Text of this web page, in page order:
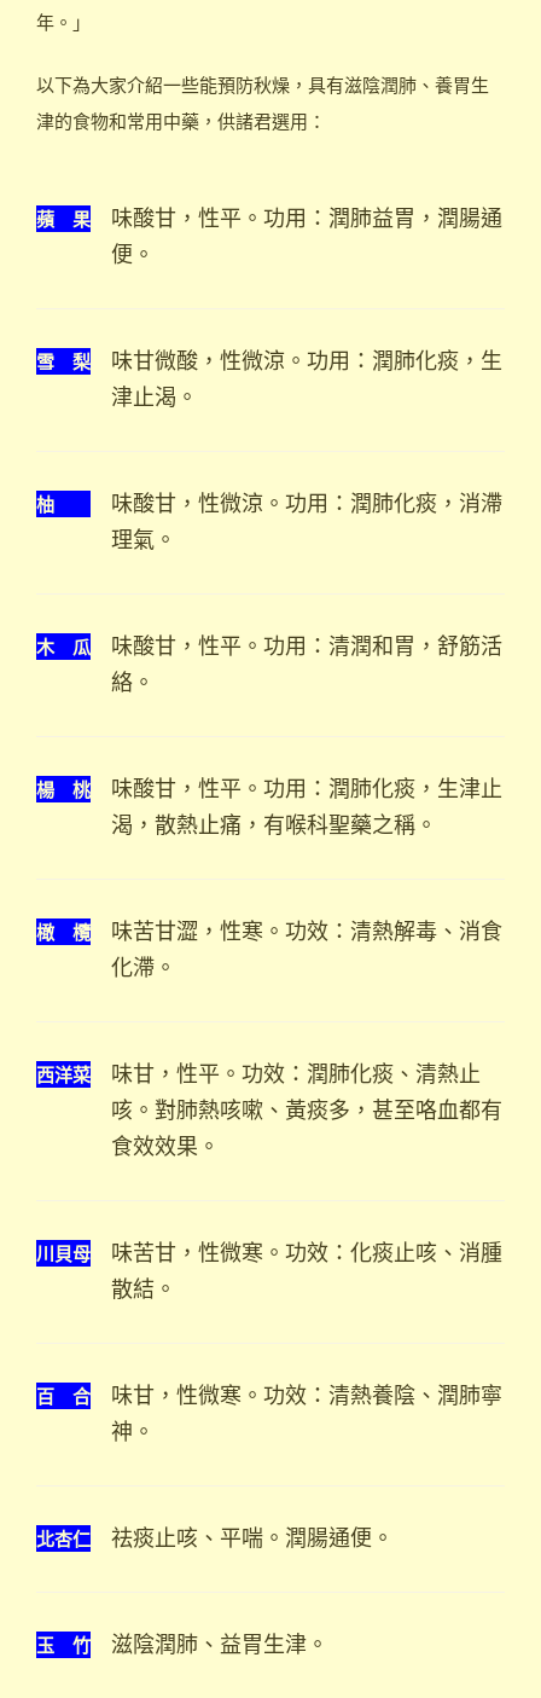
年。」
以下為大家介紹一些能預防秋燥，具有滋陰潤肺、養胃生
津的食物和常用中藥，供諸君選用：
蘋 果
味酸甘，性平。功用：潤肺益胃，潤腸通
便。
雪 梨
味甘微酸，性微涼。功用：潤肺化痰，生
津止渴。
柚
味酸甘，性微涼。功用：潤肺化痰，消滯
理氣。
木 瓜
味酸甘，性平。功用：清潤和胃，舒筋活
絡。
楊 桃
味酸甘，性平。功用：潤肺化痰，生津止
渴，散熱止痛，有喉科聖藥之稱。
橄 欖
味苦甘澀，性寒。功效：清熱解毒、消食
化滯。
西洋菜
味甘，性平。功效：潤肺化痰、清熱止
咳。對肺熱咳嗽、黃痰多，甚至咯血都有
食效效果。
川貝母
味苦甘，性微寒。功效：化痰止咳、消腫
散結。
百 合
味甘，性微寒。功效：清熱養陰、潤肺寧
神。
北杏仁 祛痰止咳、平喘。潤腸通便。
玉 竹 滋陰潤肺、益胃生津。